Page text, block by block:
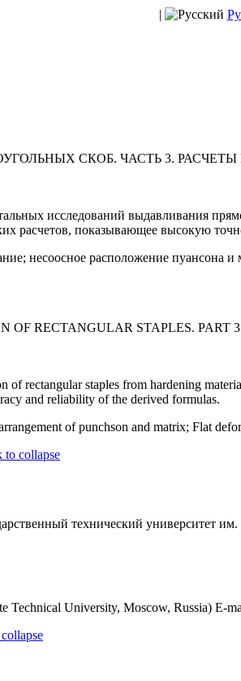
|
СКОБ. ЧАСТЬ 3.
исследований выдавливания
расчетов, показывающее высокую
несоосное расположение пуансона
OF RECTANGULAR STAPLES. PART
of rectangular staples from hardening
and reliability of the derived formulas.
of punchson and matrix; Flat
to collapse
технический университет
Technical University, Moscow, Russia) E-